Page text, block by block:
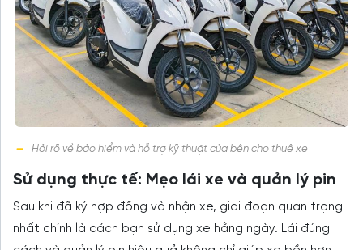
Hỏi rõ về bảo hiểm và hỗ trợ kỹ thuật của bên cho thuê xe
Sử dụng thực tế: Mẹo lái xe và quản lý pin
Sau khi đã ký hợp đồng và nhận xe, giai đoạn quan trọng
nhất chính là cách bạn sử dụng xe hằng ngày. Lái đúng